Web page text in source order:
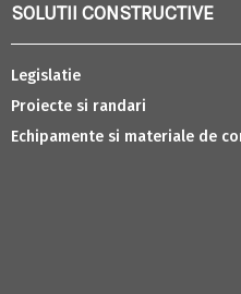
SOLUTII CONSTRUCTIVE
Legislatie
Proiecte si randari
Echipamente si materiale de